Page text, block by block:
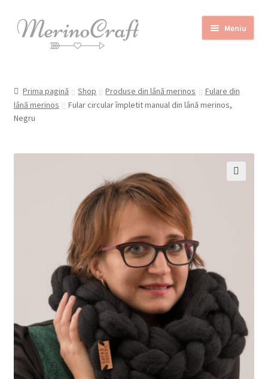
Sari
la
Sari
la
Meniu
Despre MerinoCraft
Shop
Contact
Prima pagină Shop Produse din lână merinos
Fulare din
lână merinos
Fular circular împletit manual din lână merinos,
Negru